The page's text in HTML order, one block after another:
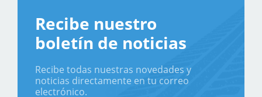
Recibe nuestro
boletín de noticias
Recibe todas nuestras novedades y
noticias directamente en tu correo
electrónico.